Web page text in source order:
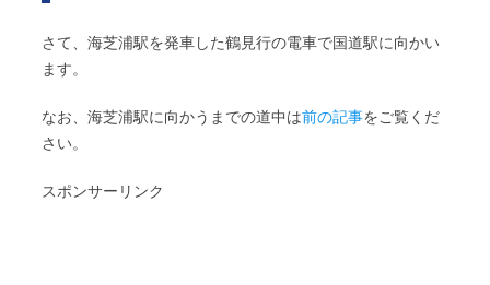
さて、海芝浦駅を発車した鶴見行の電車で国道駅に向かい
ます。
なお、海芝浦駅に向かうまでの道中は前の記事をご覧くだ
さい。
スポンサーリンク